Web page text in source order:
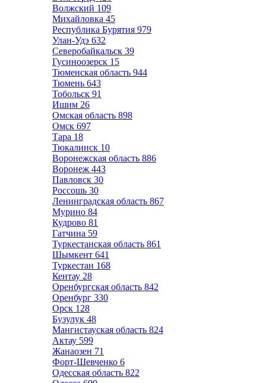
Волжский 109
Михайловка 45
Республика Бурятия 979
Улан-Удэ 632
Северобайкальск 39
Гусиноозерск 15
Тюменская область 944
Тюмень 643
Тобольск 91
Ишим 26
Омская область 898
Омск 697
Тара 18
Тюкалинск 10
Воронежская область 886
Воронеж 443
Павловск 30
Россошь 30
Ленинградская область 867
Мурино 84
Кудрово 81
Гатчина 59
Туркестанская область 861
Шымкент 641
Туркестан 168
Кентау 28
Оренбургская область 842
Оренбург 330
Орск 128
Бузулук 48
Мангистауская область 824
Актау 599
Жанаозен 71
Форт-Шевченко 6
Одесская область 822